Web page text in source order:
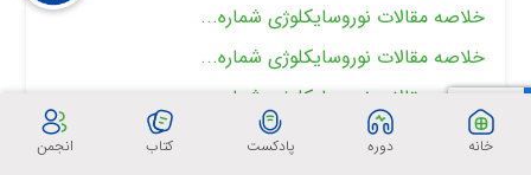
خلاصه مقالات نوروسايكلوژى شماره...
خلاصه مقالات نوروسايكلوژى شماره...
خلاصه مقالات نوروسايكلوژى شماره...
خلاصه مقالات نوروسايكلوژى شماره...
خانه دوره پادکست کتاب انجمن